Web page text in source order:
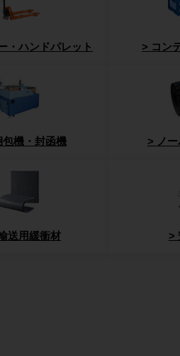
・ハンドパレット コン
包機・封函機 ノ
送用緩衝材